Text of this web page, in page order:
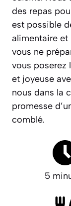
des repas
est possible
alimentaire et
vous ne
vous poserez
et joyeuse
nous dans la
promesse
comblé.
5